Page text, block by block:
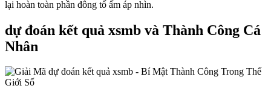
lại hoàn toàn phần đông tổ ấm áp nhìn.
dự đoán kết quả xsmb và Thành Công Cá
Nhân